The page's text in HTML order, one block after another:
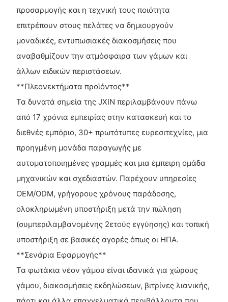
προσαρμογής και η τεχνική τους ποιότητα
επιτρέπουν στους πελάτες να δημιουργούν
μοναδικές, εντυπωσιακές διακοσμήσεις που
αναβαθμίζουν την ατμόσφαιρα των γάμων και
άλλων ειδικών περιστάσεων.
**Πλεονεκτήματα προϊόντος**
Τα δυνατά σημεία της JXIN περιλαμβάνουν πάνω
από 17 χρόνια εμπειρίας στην κατασκευή και το
διεθνές εμπόριο, 30+ πρωτότυπες ευρεσιτεχνίες, μια
προηγμένη μονάδα παραγωγής με
αυτοματοποιημένες γραμμές και μια έμπειρη ομάδα
μηχανικών και σχεδιαστών. Παρέχουν υπηρεσίες
OEM/ODM, γρήγορους χρόνους παράδοσης,
ολοκληρωμένη υποστήριξη μετά την πώληση
(συμπεριλαμβανομένης 2ετούς εγγύησης) και τοπική
υποστήριξη σε βασικές αγορές όπως οι ΗΠΑ.
**Σενάρια Εφαρμογής**
Τα φωτάκια νέον γάμου είναι ιδανικά για χώρους
γάμου, διακοσμήσεις εκδηλώσεων, βιτρίνες λιανικής,